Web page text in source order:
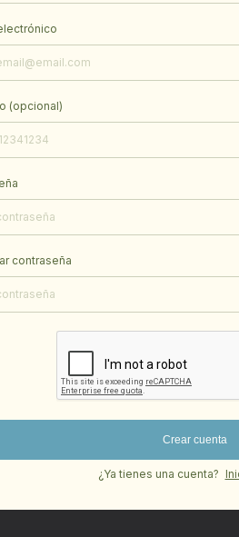
(opcional)
contraseña
Crear cuenta
¿Ya tienes una cuenta?